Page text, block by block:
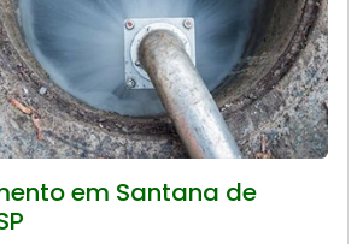
em Santana de